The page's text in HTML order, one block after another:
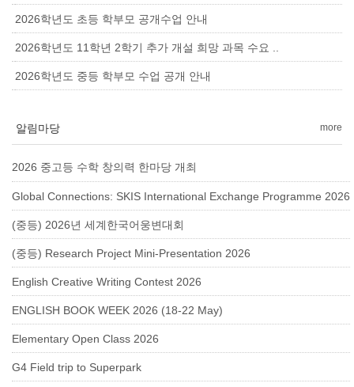
2026학년도 초등 학부모 공개수업 안내
2026학년도 11학년 2학기 추가 개설 희망 과목 수요 ..
2026학년도 중등 학부모 수업 공개 안내
알림마당 more
2026 중고등 수학 창의력 한마당 개최
Global Connections: SKIS International Exchange Programme 2026
(중등) 2026년 세계한국어웅변대회
(중등) Research Project Mini-Presentation 2026
English Creative Writing Contest 2026
ENGLISH BOOK WEEK 2026 (18-22 May)
Elementary Open Class 2026
G4 Field trip to Superpark